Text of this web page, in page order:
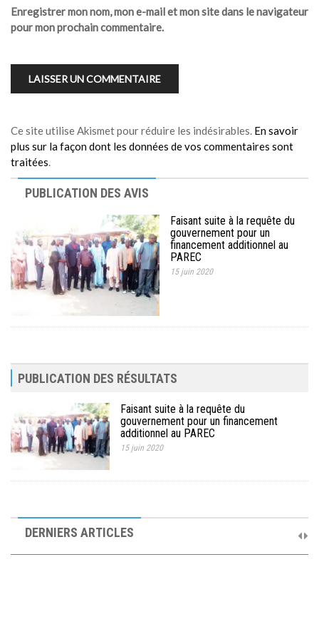
Enregistrer mon nom, mon e-mail et mon site dans le navigateur
pour mon prochain commentaire.
Ce site utilise Akismet pour réduire les indésirables. En savoir
plus sur la façon dont les données de vos commentaires sont
traitées.
PUBLICATION DES AVIS
Faisant suite à la requête du
gouvernement pour un
financement additionnel au
PAREC
15 juin 2020
PUBLICATION DES RÉSULTATS
Faisant suite à la requête du
gouvernement pour un financement
additionnel au PAREC
15 juin 2020
DERNIERS ARTICLES
Comité de Pilotage du PAREC
19 septembre 2025